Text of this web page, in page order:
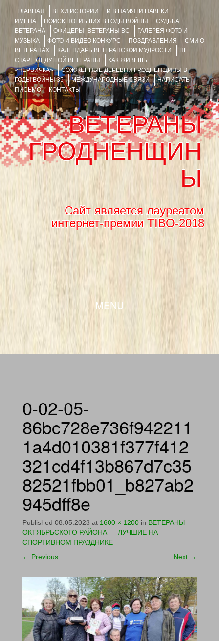
ГЛАВНАЯ ВЕХИ ИСТОРИИ
И В ПАМЯТИ НАВЕКИ
ИМЕНА
ПОИСК ПОГИБШИХ В ГОДЫ ВОЙНЫ
СУДЬБА
ВЕТЕРАНА
ОФИЦЕРЫ- ВЕТЕРАНЫ ВС
ГАЛЕРЕЯ ФОТО И
МУЗЫКА
ФОТО И ВИДЕО КОНКУРС ПОЗДРАВЛЕНИЯ
СМИ О
ВЕТЕРАНАХ
КАЛЕНДАРЬ ВЕТЕРАНСКОЙ МУДРОСТИ
НЕ
СТАРЕЮТ ДУШОЙ ВЕТЕРАНЫ
КАК ЖИВЁШЬ
«ПЕРВИЧКА»
СОЖЖЁННЫЕ ДЕРЕВНИ ГРОДНЕНЩИНЫ В
ГОДЫ ВОЙНЫ 35
МЕЖДУНАРОДНЫЕ СВЯЗИ
НАПИСАТЬ
ПИСЬМО
КОНТАКТЫ
ВЕТЕРАНЫ
ГРОДНЕНЩИН
Ы
Сайт является лауреатом
интернет-премии TIBO-2018
MENU
0-02-05-
86bc728e736f942211
1a4d010381f377f412
321cd4f13b867d7c35
82521fbb01_b827ab2
945dff8e
Published 08.05.2023 at 1600 × 1200 in ВЕТЕРАНЫ
ОКТЯБРЬСКОГО РАЙОНА — ЛУЧШИЕ НА
СПОРТИВНОМ ПРАЗДНИКЕ
← Previous Next →